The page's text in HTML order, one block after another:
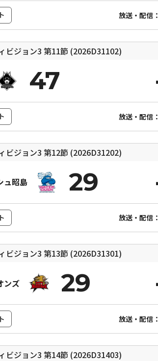
放送・配信：
ビジョン3 第11節 (2026D31102)
47
放送・配信：
ビジョン3 第12節 (2026D31202)
ュ昭島 29
放送・配信：
ビジョン3 第13節 (2026D31301)
ンズ 29
放送・配信：
ビジョン3 第14節 (2026D31403)